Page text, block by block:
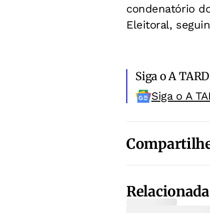
condenatório
Eleitoral,
Siga o A
Siga o A